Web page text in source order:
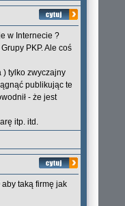
w Internecie ?
PKP. Ale coś
) tylko zwyczajny
publikując te
- że jest
itp. itd.
taką firmę jak